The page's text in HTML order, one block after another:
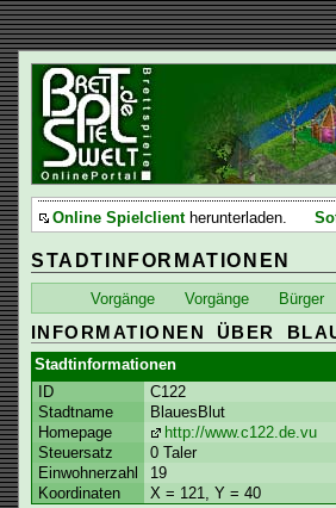
Online Spielclientherunterladen.
STADTINFORMATIONEN
Vorgänge Vorgänge Bürger
INFORMATIONEN ÜBER
Stadtinformationen
ID
C122
Stadtname
BlauesBlut
Homepage
http://www.c122.de.vu
Steuersatz
0 Taler
Einwohnerzahl
19
Koordinaten
X = 121, Y = 40